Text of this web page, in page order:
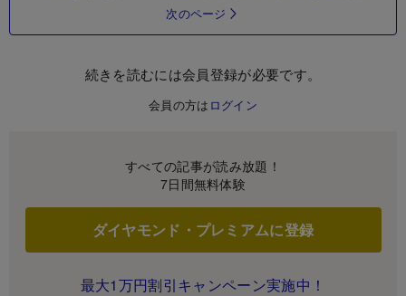
次のページ
続きを読むには会員登録が必要です。
会員の方は ログイン
すべての記事が読み放題！
7日間無料体験
ダイヤモンド・プレミアムに登録
最大1万円割引キャンペーン実施中！